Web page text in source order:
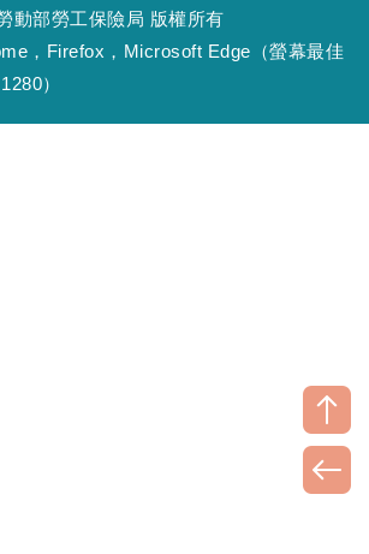
動部勞工保險局 版權所有
，Firefox，Microsoft Edge（螢幕最佳
）